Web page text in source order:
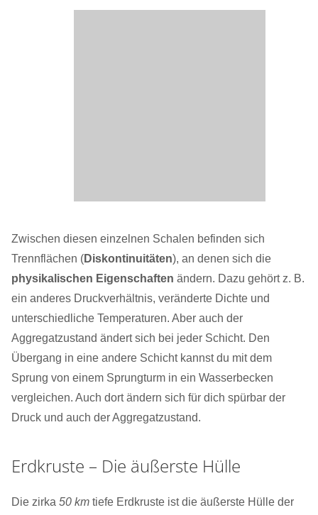
Zwischen diesen einzelnen Schalen befinden sich
Trennflächen (Diskontinuitäten), an denen sich die
physikalischen Eigenschaften ändern. Dazu gehört z. B.
ein anderes Druckverhältnis, veränderte Dichte und
unterschiedliche Temperaturen. Aber auch der
Aggregatzustand ändert sich bei jeder Schicht. Den
Übergang in eine andere Schicht kannst ​du ​​mit dem
Sprung von einem Sprungturm in ein Wasserbecken
vergleichen. Auch dort ändern sich für ​dich​​ spürbar der
Druck und auch der Aggregatzustand.
Erdkruste – Die äußerste Hülle
Die zirka 50 km tiefe Erdkruste ist die äußerste Hülle der